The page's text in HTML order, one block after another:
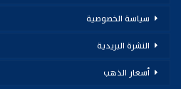
سياسة الخصوصية
النشرة البريدية
أسعار الذهب